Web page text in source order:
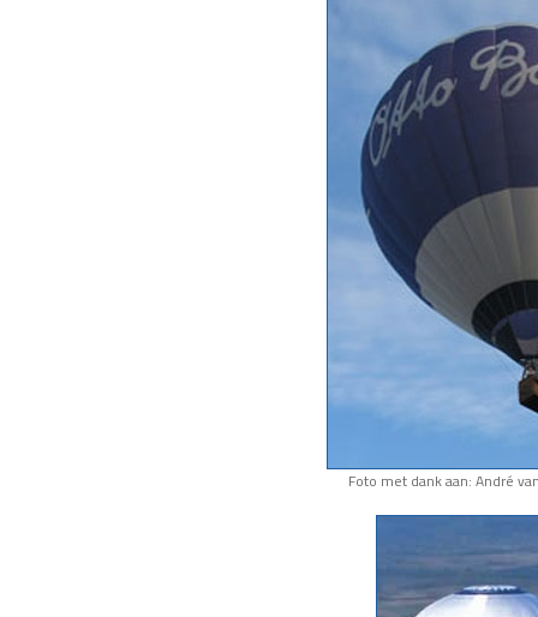
Foto met dank aan: André